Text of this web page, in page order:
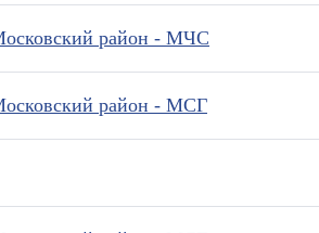
район - МЧС
район - МСГ